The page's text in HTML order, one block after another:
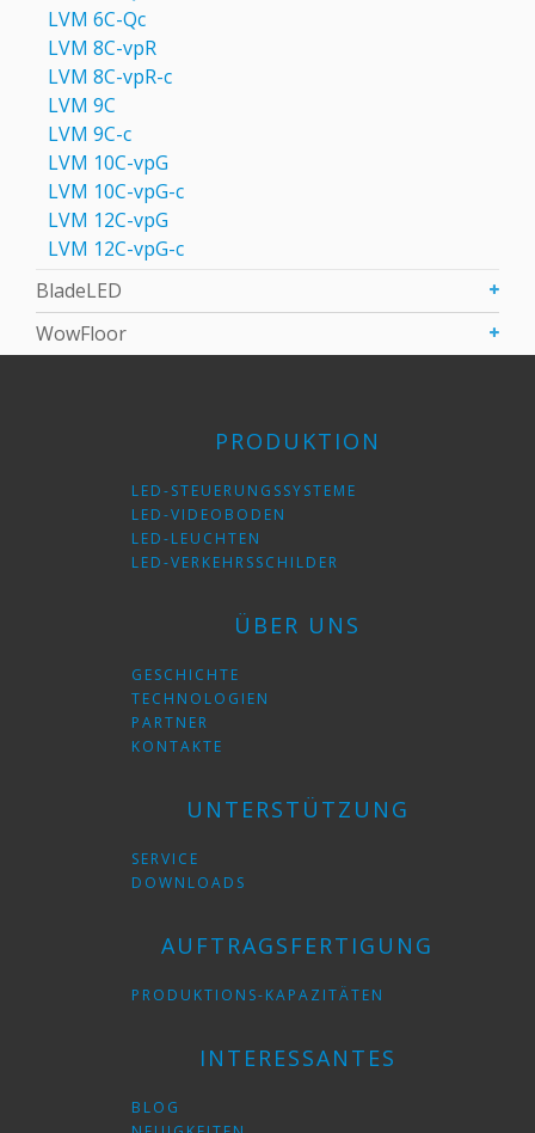
LVM 6С-Qc
LVM 8C-vpR
LVM 8C-vpR-с
LVM 9C
LVM 9С-c
LVM 10C-vpG
LVM 10C-vpG-с
LVM 12C-vpG
LVM 12C-vpG-с
BladeLED
WowFloor
PRODUKTION
LED-STEUERUNGSSYSTEME
LED-VIDEOBODEN
LED-LEUCHTEN
LED-VERKEHRSSCHILDER
ÜBER UNS
GESCHICHTE
TECHNOLOGIEN
PARTNER
KONTAKTE
UNTERSTÜTZUNG
SERVICE
DOWNLOADS
AUFTRAGSFERTIGUNG
PRODUKTIONS-KAPAZITÄTEN
INTERESSANTES
BLOG